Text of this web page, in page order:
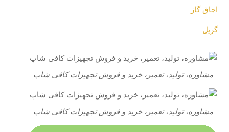
اجاق گاز
گریل
مشاوره، تولید، تعمیر، خرید و فروش تجهیزات کافی شاپ
مشاوره، تولید، تعمیر، خرید و فروش تجهیزات کافی شاپ